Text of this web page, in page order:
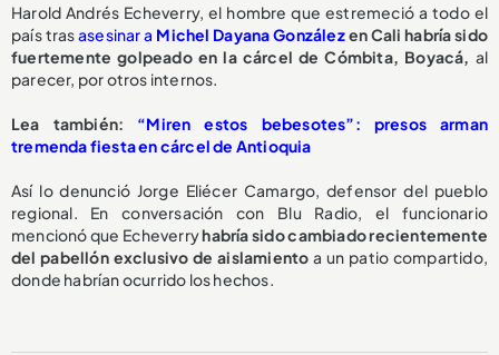
Harold Andrés Echeverry, el hombre que estremeció a todo el
país trasasesinar a Michel Dayana Gonzálezen Cali habría sido
fuertemente golpeado en la cárcel de Cómbita, Boyacá, al
parecer, por otros internos.
Lea también: “Miren estos bebesotes”: presos arman
tremenda fiesta en cárcel de Antioquia
Así lo denunció Jorge Eliécer Camargo, defensor del pueblo
regional. En conversación con Blu Radio, el funcionario
mencionó que Echeverryhabría sido cambiado recientemente
del pabellón exclusivo de aislamiento a un patio compartido,
donde habrían ocurrido los hechos.